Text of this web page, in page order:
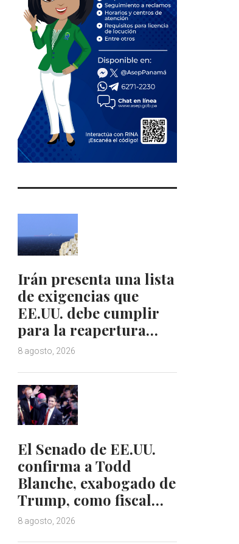
Irán presenta una lista
de exigencias que
EE.UU. debe cumplir
para la reapertura…
8 agosto, 2026
El Senado de EE.UU.
confirma a Todd
Blanche, exabogado de
Trump, como fiscal…
8 agosto, 2026